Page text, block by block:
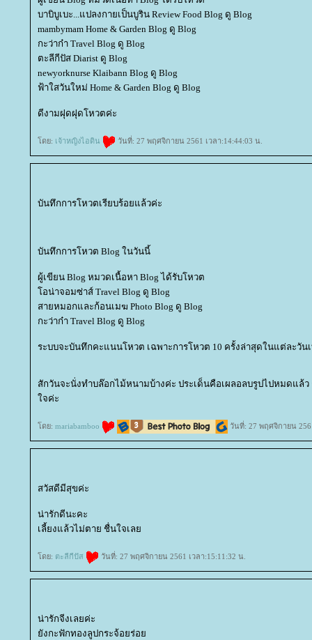
บาบิบูเบะ...แปลงกายเป็นบูริน Review Food Blog ดู Blog
mambymam Home & Garden Blog ดู Blog
กะว่าก๋า Travel Blog ดู Blog
ตะลีกีปัส Diarist ดู Blog
newyorknurse Klaibann Blog ดู Blog
ฟ้าใสวันใหม่ Home & Garden Blog ดู Blog
ดีงามฝุดฝุดโหวตค่ะ
ดย: เจ้าหญิงไอดิน วันที่: 27 พฤศจิกายน 2561 เวลา:14:44:03 น.
บันทึกการโหวตเรียบร้อยแล้วค่ะ
บันทึกการโหวต Blog ในวันนี้
ผู้เขียน Blog หมวดเนื้อหา Blog ได้รับโหวต
อน่าจอมซ่าส์ Travel Blog ดู Blog
สายหมอกและก้อนเมฆ Photo Blog ดู Blog
กะว่าก๋า Travel Blog ดู Blog
ระบบจะบันทึกคะแนนโหวต เฉพาะการโหวต 10 ครั้งล่าสุดในแต่ละวัน
สักวันจะนั่งทำบล๊อกไม้หนามบ้างค่ะ ประเด็นคือเผลอลบรูปไปหมดแล้
จค่ะ
ดย: mariabamboo วันที่: 27 พฤศจิกายน
สวัสดีมีสุขค่ะ
น่ารักดีนะคะ
เลี้ยงแล้วไม่ตาย ชื่นใจเล
ดย: ตะลีกีปัส วันที่: 27 พฤศจิกายน 2561 เวลา:15:11:32 น.
น่ารักจีงเลยค่ะ
ังกะฟักทองลูปกระจ้อยร่อ